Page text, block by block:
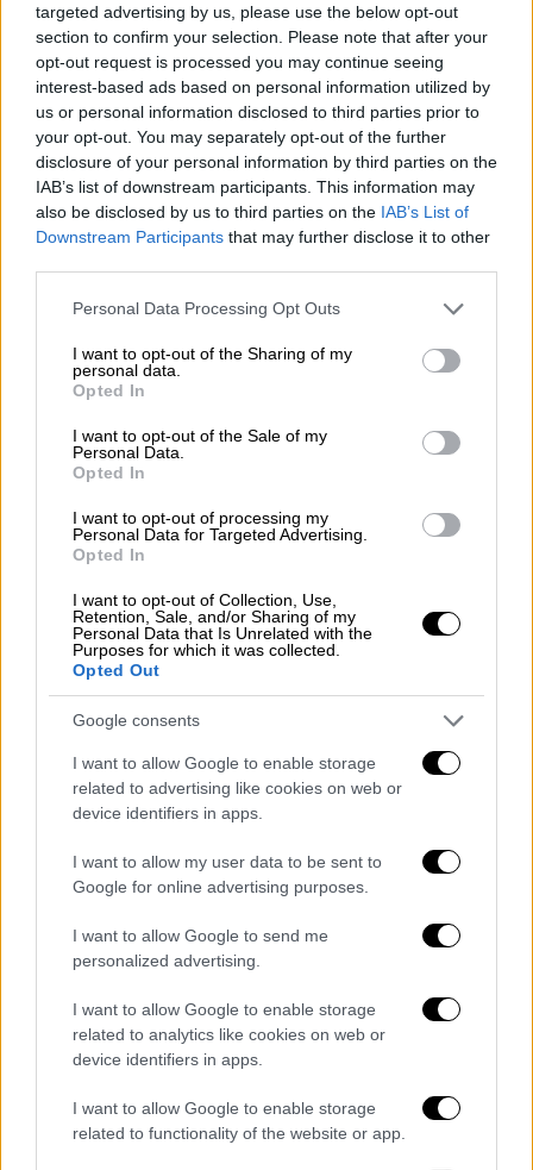
targeted advertising by us, please use the below opt-out
section to confirm your selection. Please note that after your
opt-out request is processed you may continue seeing
interest-based ads based on personal information utilized by
us or personal information disclosed to third parties prior to
your opt-out. You may separately opt-out of the further
disclosure of your personal information by third parties on the
IAB’s list of downstream participants. This information may
also be disclosed by us to third parties on the IAB’s List of
Downstream Participants that may further disclose it to other
Please note that this website/app uses one or more Google
not limited to your visit or usage behaviour. You may click to
grant or deny consent to Google and its third-party tags to
use your data for below specified purposes in below Google
consent section.
Personal Data Processing Opt Outs
I want to opt-out of the Sharing of my
personal data.
Opted In
I want to opt-out of the Sale of my
Personal Data.
Opted In
I want to opt-out of processing my
Personal Data for Targeted Advertising.
Opted In
I want to opt-out of Collection, Use,
Retention, Sale, and/or Sharing of my
Personal Data that Is Unrelated with the
Purposes for which it was collected.
Opted Out
Google consents
I want to allow Google to enable storage
related to advertising like cookies on web or
device identifiers in apps.
I want to allow my user data to be sent to
Google for online advertising purposes.
I want to allow Google to send me
personalized advertising.
I want to allow Google to enable storage
related to analytics like cookies on web or
device identifiers in apps.
I want to allow Google to enable storage
related to functionality of the website or app.
αποφάσεις για την πορεία και τις πολιτικές
συμμαχίες του κόμματος.
«Ουδείς αναντικατάστατος»
«Ουδείς αναντικατάστατος», ήταν το πρώτο
σχόλιο από το περιβάλλον του Νίκου Παππά
για την απομάκρυνσή του από τη θέση του
κοινοβουλευτικού εκπροσώπου του
κόμματος. Τον τελευταίο καιρό, ο Νίκος
Παππάς αποτελεί ένα από τα
βασικά μέλη
της «τριάδας των αντιφρονούντων»,
Παύλο Πολάκη και τη Ρένα Δούρου) που, το
τελευταίο διάστημα, ασκούν οξεία κριτική
δημόσια σε συμφωνία με την ΕΛ.Α.Σ. του
Αλέξη Τσίπρα για συνεργασία και κοινή
εκλογική κάθοδο.
Ο βουλευτής
από την κίνηση Φάμελλου , ούτε ανέβασε
τους τόνους κατά τη συνεδρίαση της ΚΟ
Ευχαρίστησε τον πρόεδρο του ΣΥΡΙΖΑ και
δήλωσε στη διάθεση των νέων
κοινοβουλευτικών εκπροσώπων. Κάλεσε, δε,
παραιτηθούν, ώστε να δώσουν όλοι μαζί τη
μάχη απέναντι στην «αντιδραστική»
Το «βελούδινο» διαζύγιο με Ζαχαριάδη
Ο πρόεδρος του ΣΥΡΙΖΑ εμφανίστηκε
αποφασισμένος για ανακατατάξεις και στην
επικοινωνία του κόμματος. Η ανακοίνωση
αντικατάσταση του Κώστα Ζαχαριάδη
από τον Χρήστο Γιαννούλη, στη θέση του
εκπροσώπου Τύπου του κόμματος δεν ήρθε
ως κεραυνός εν αιθρία αφού, ο πρώτος, το